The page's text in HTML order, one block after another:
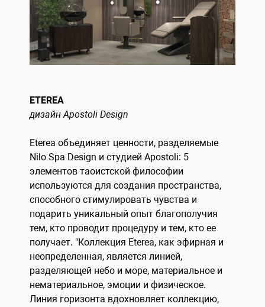
ETEREA
дизайн Apostoli Design
Eterea объединяет ценности, разделяемые
Nilo Spa Design и студией Apostoli: 5
элементов таоистской философии
используются для создания пространства,
способного стимулировать чувства и
подарить уникальный опыт благополучия
тем, кто проводит процедуру и тем, кто ее
получает. "Коллекция Eterea, как эфирная и
неопределенная, является линией,
разделяющей небо и море, материальное и
нематериальное, эмоции и физическое.
Линия горизонта вдохновляет коллекцию,